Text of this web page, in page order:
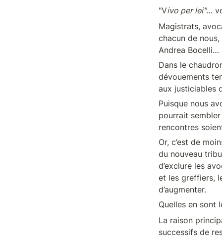
"Vivo per lei"…
Magistrats,
chacun de
Andrea Bocelli…
Dans le
dévouements
aux justiciables
Puisque nous
pourrait
rencontres
Or, c’est de
du nouveau
d’exclure les
et les greffiers,
d’augmenter.
Quelles en sont
La raison
successifs de